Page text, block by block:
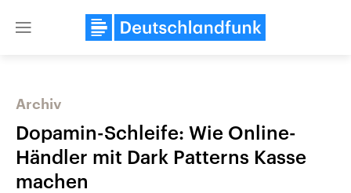
Close
Archiv
Dopamin-Schleife: Wie Online-
Händler mit Dark Patterns Kasse
machen